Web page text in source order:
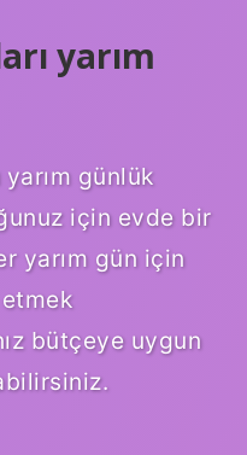
yarım
günlük
için evde bir
yarım gün için
bütçeye uygun